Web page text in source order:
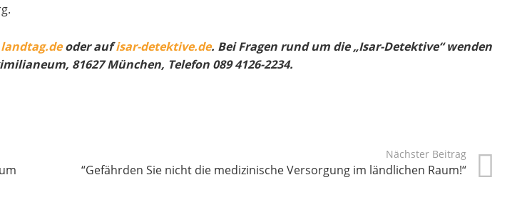
oder aufisar-detektive.de. Bei Fragen rund um die „Isar-Detektive“ wenden
81627 München, Telefon 089 4126-2234.
Nächster Beitrag
“Gefährden Sie nicht die medizinische Versorgung im ländlichen Raum!“